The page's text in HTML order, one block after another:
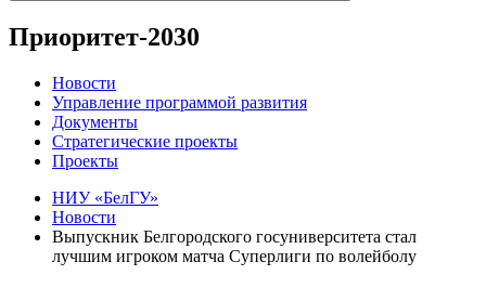
Приоритет-2030
Новости
Управление программой развития
Документы
Стратегические проекты
Проекты
НИУ «БелГУ»
Новости
Выпускник Белгородского госуниверситета стал
лучшим игроком матча Суперлиги по волейболу